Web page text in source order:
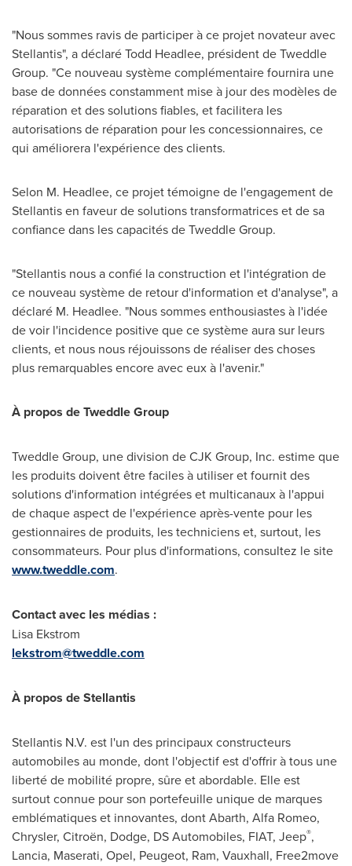
"Nous sommes ravis de participer à ce projet novateur avec
Stellantis", a déclaréTodd Headlee, président de Tweddle
Group. "Ce nouveau système complémentaire fournira une
base de données constamment mise à jour des modèles de
réparation et des solutions fiables, et facilitera les
autorisations de réparation pour les concessionnaires, ce
qui améliorera l'expérience des clients.
Selon M. Headlee, ce projet témoigne de l'engagement de
Stellantis en faveur de solutions transformatrices et de sa
confiance dans les capacités de Tweddle Group.
"Stellantis nous a confié la construction et l'intégration de
ce nouveau système de retour d'information et d'analyse", a
déclaré M. Headlee. "Nous sommes enthousiastes à l'idée
de voir l'incidence positive que ce système aura sur leurs
clients, et nous nous réjouissons de réaliser des choses
plus remarquables encore avec eux à l'avenir."
À propos de Tweddle Group
Tweddle Group, une division de CJK Group, Inc. estime que
les produits doivent être faciles à utiliser et fournit des
solutions d'information intégrées et multicanaux à l'appui
de chaque aspect de l'expérience après-vente pour les
gestionnaires de produits, les techniciens et, surtout, les
consommateurs. Pour plus d'informations, consultez le site
www.tweddle.com.
Contact avec les médias :
Lisa Ekstrom
lekstrom@tweddle.com
À propos de Stellantis
Stellantis N.V. est l'un des principaux constructeurs
automobiles au monde, dont l'objectif est d'offrir à tous une
liberté de mobilité propre, sûre et abordable. Elle est
surtout connue pour son portefeuille unique de marques
emblématiques et innovantes, dont Abarth, Alfa Romeo,
Chrysler, Citroën, Dodge, DS Automobiles, FIAT, Jeep®,
Lancia, Maserati, Opel, Peugeot, Ram, Vauxhall, Free2move